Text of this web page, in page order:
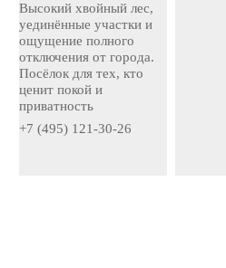
Высокий хвойный лес,
уединённые участки и
ощущение полного
отключения от города.
Посёлок для тех, кто
ценит покой и
приватность
+7 (495) 121-30-26